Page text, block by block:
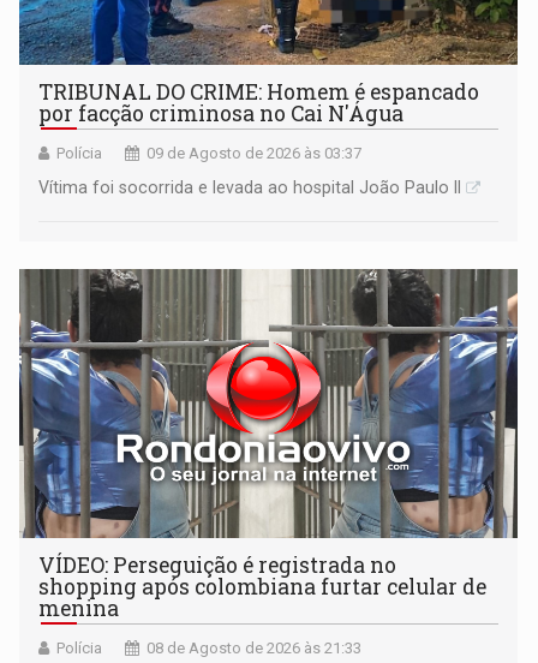
TRIBUNAL DO CRIME: Homem é espancado
por facção criminosa no Cai N'Água
Polícia 09 de Agosto de 2026 às 03:37
Vítima foi socorrida e levada ao hospital João Paulo II
VÍDEO: Perseguição é registrada no
shopping após colombiana furtar celular de
menina
Polícia 08 de Agosto de 2026 às 21:33